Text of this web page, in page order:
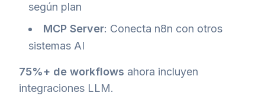
según plan
MCP Server: Conecta n8n con otros
sistemas AI
75%+ de workflows ahora incluyen
integraciones LLM.